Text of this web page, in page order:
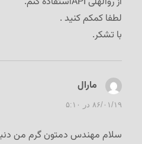
لطفا کمکم کنید .
با تشکر.
مارال
۸۶/۰۱/۱۹ در ۵:۱۰
سلام مهندس دمتون گرم من